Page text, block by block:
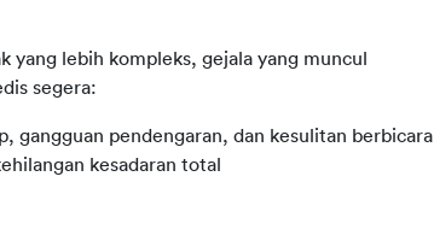
yang lebih kompleks, gejala yang muncul
segera:
gangguan pendengaran, dan kesulitan berbicara
kesadaran total